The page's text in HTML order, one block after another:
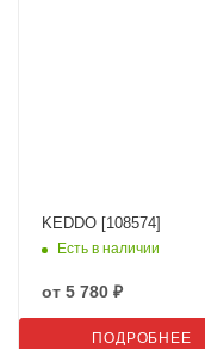
KEDDO [108574]
Есть в наличии
от 5 780 ₽
ПОДРОБНЕЕ